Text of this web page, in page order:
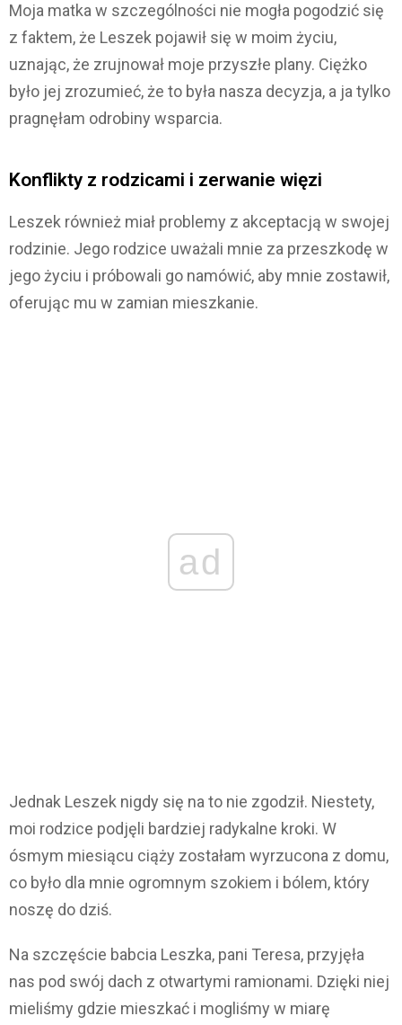
Moja matka w szczególności nie mogła pogodzić się
z faktem, że Leszek pojawił się w moim życiu,
uznając, że zrujnował moje przyszłe plany. Ciężko
było jej zrozumieć, że to była nasza decyzja, a ja tylko
pragnęłam odrobiny wsparcia.
Konflikty z rodzicami i zerwanie więzi
Leszek również miał problemy z akceptacją w swojej
rodzinie. Jego rodzice uważali mnie za przeszkodę w
jego życiu i próbowali go namówić, aby mnie zostawił,
oferując mu w zamian mieszkanie.
ad
Jednak Leszek nigdy się na to nie zgodził. Niestety,
moi rodzice podjęli bardziej radykalne kroki. W
ósmym miesiącu ciąży zostałam wyrzucona z domu,
co było dla mnie ogromnym szokiem i bólem, który
noszę do dziś.
Na szczęście babcia Leszka, pani Teresa, przyjęła
nas pod swój dach z otwartymi ramionami. Dzięki niej
mieliśmy gdzie mieszkać i mogliśmy w miarę